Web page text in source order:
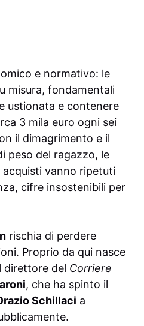
e normativo: le
misura, fondamentali
ustionata e contenere
3 mila euro ogni sei
il dimagrimento e il
peso del ragazzo, le
acquisti vanno ripetuti
cifre insostenibili per
rischia di perdere
Proprio da qui nasce
direttore del Corriere
, che ha spinto il
Schillaci a